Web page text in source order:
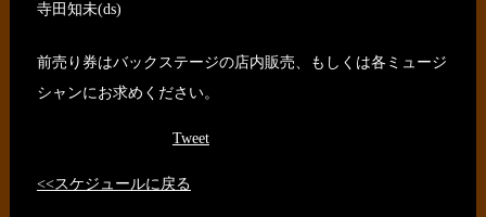
寺田知未(ds)
前売り券はバックステージの店内販売、もしくは各ミュージ
シャンにお求めください。
Tweet
<<スケジュールに戻る